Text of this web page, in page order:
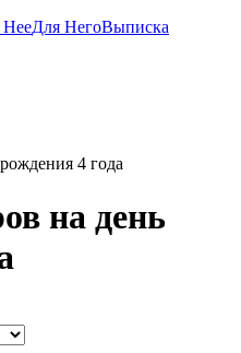
НееДля НегоВыписка
4 года
на день